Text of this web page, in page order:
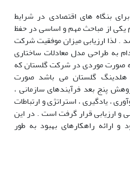
بنگاه های اقتصادی در شرایط
یکی از مباحث مهم و اساسی در حفظ
. لذا ارزیابی میزان موفقیت شرکت
به طراحی مدل معادلات ساختاری
صورت موردی در شرکت گلستان که
هلدینگ گلستان می باشد صورت
پنج بعد فرآیندهای سازمانی ،
، یادگیری ، استراتژی و ارتباطات
و ارزیابی قرار گرفت است . در این
ارائه راهکارهای بهبود به طور